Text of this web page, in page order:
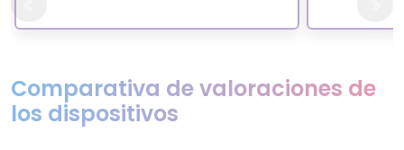
Comparativa de valoraciones de
los dispositivos